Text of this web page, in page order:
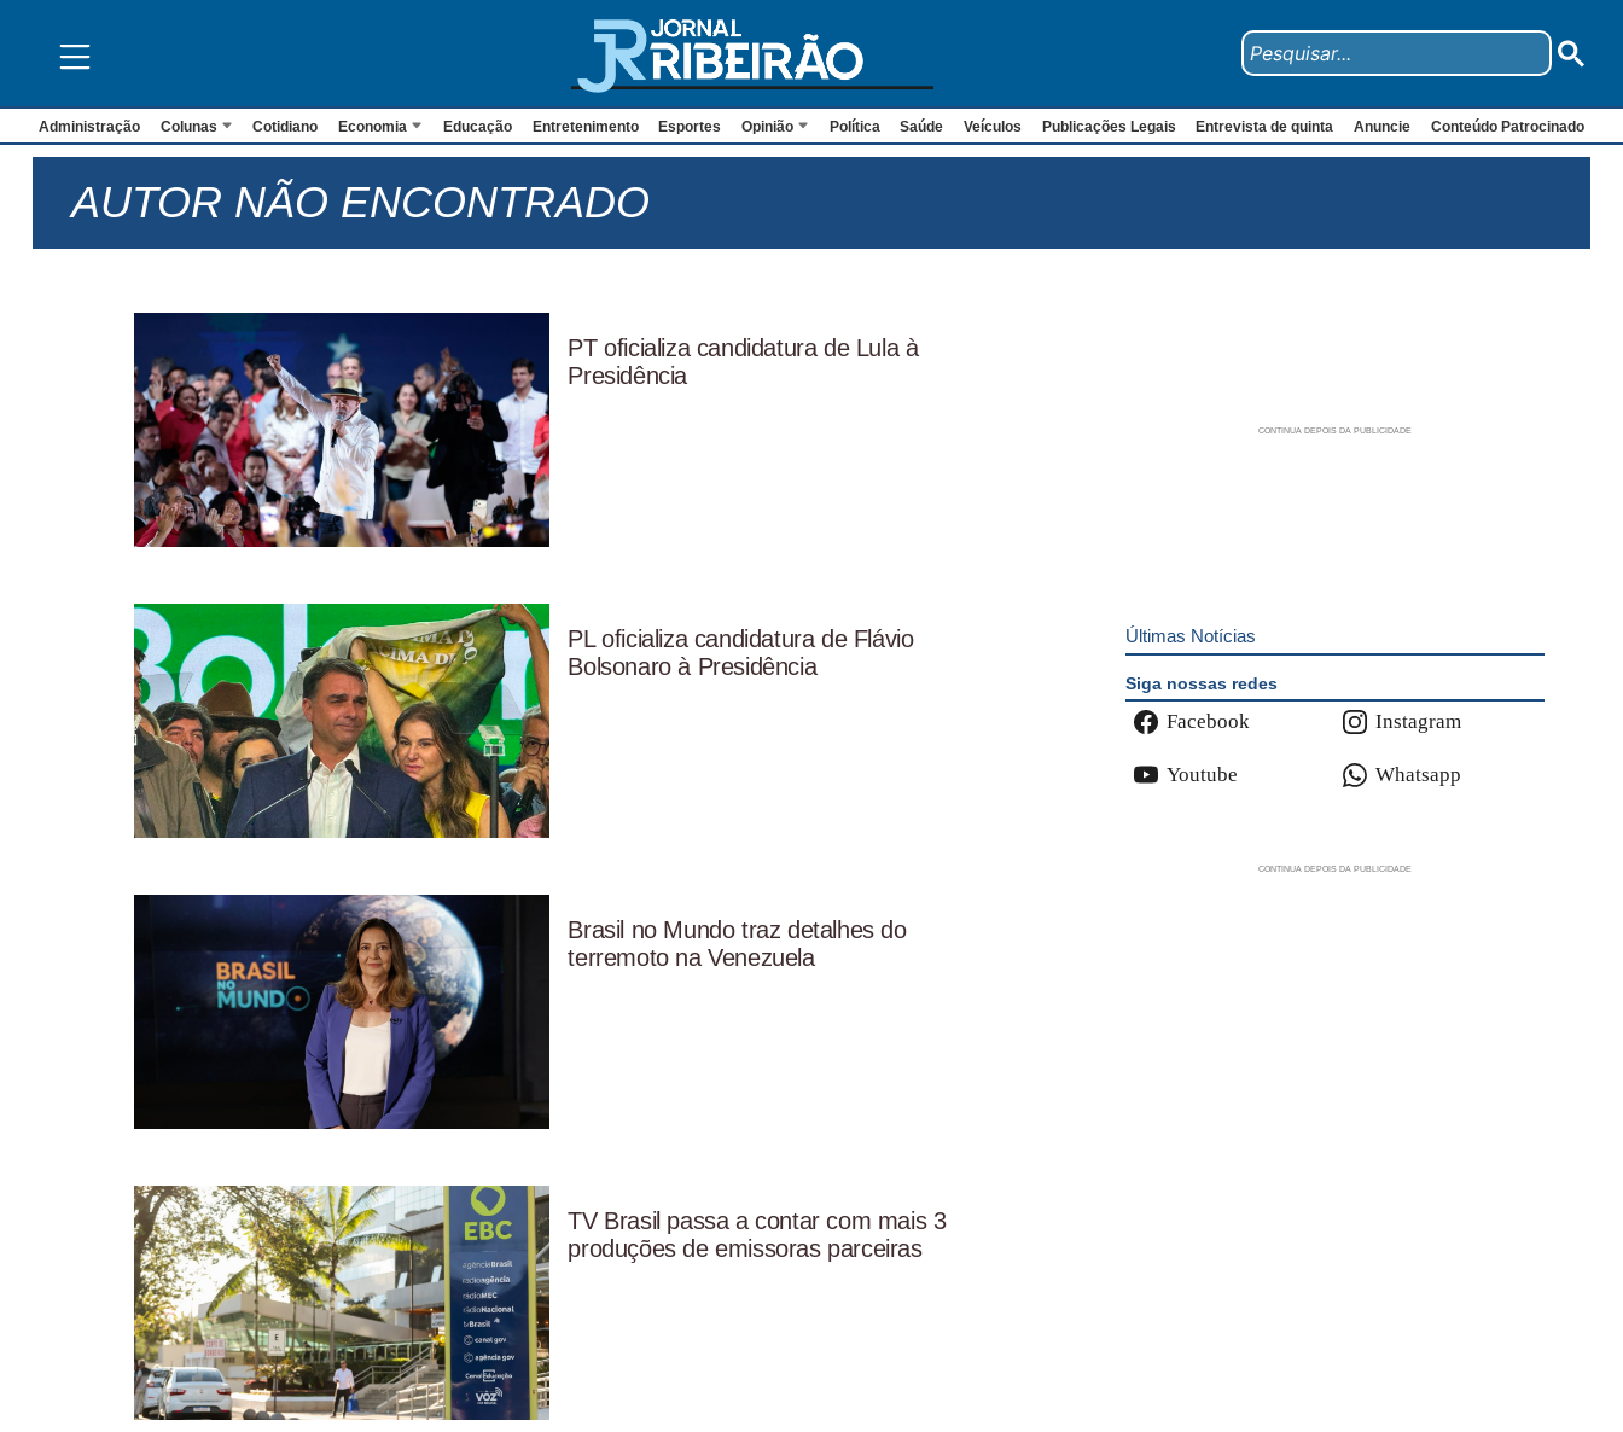
Administração Colunas Cotidiano Economia Educação Entretenimento Esportes Opinião Política Saúde Veículos Publicações Legais Entrevista de quinta Anuncie Conteúdo Patrocinado
AUTOR NÃO ENCONTRADO
PT oficializa candidatura de Lula à
Presidência
PL oficializa candidatura de Flávio
Bolsonaro à Presidência
Brasil no Mundo traz detalhes do
terremoto na Venezuela
TV Brasil passa a contar com mais 3
produções de emissoras parceiras
Últimas Notícias
Siga nossas redes
Facebook Instagram
Youtube Whatsapp